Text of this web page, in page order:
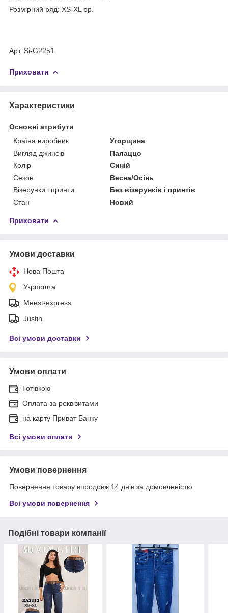
Розмірний ряд: XS-XL рр.
Арт. Si-G2251
Приховати
Характеристики
Основні атрибути
Країна виробник
Угорщина
Вигляд джинсів
Палаццо
Колір
Синій
Сезон
Весна/Осінь
Візерунки і принти
Без візерунків і принтів
Стан
Новий
Приховати
Умови доставки
Нова Пошта
Укрпошта
Meest-express
Justin
Всі умови доставки
Умови оплати
Готівкою
Оплата за реквізитами
на карту Приват Банку
Всі умови оплати
Умови повернення
Повернення товару впродовж 14 днів за домовленістю
Всі умови повернення
Подібні товари компанії